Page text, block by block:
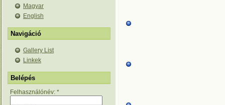
Magyar
English
Navigáció
Gallery List
Linkek
Belépés
Felhasználónév: *